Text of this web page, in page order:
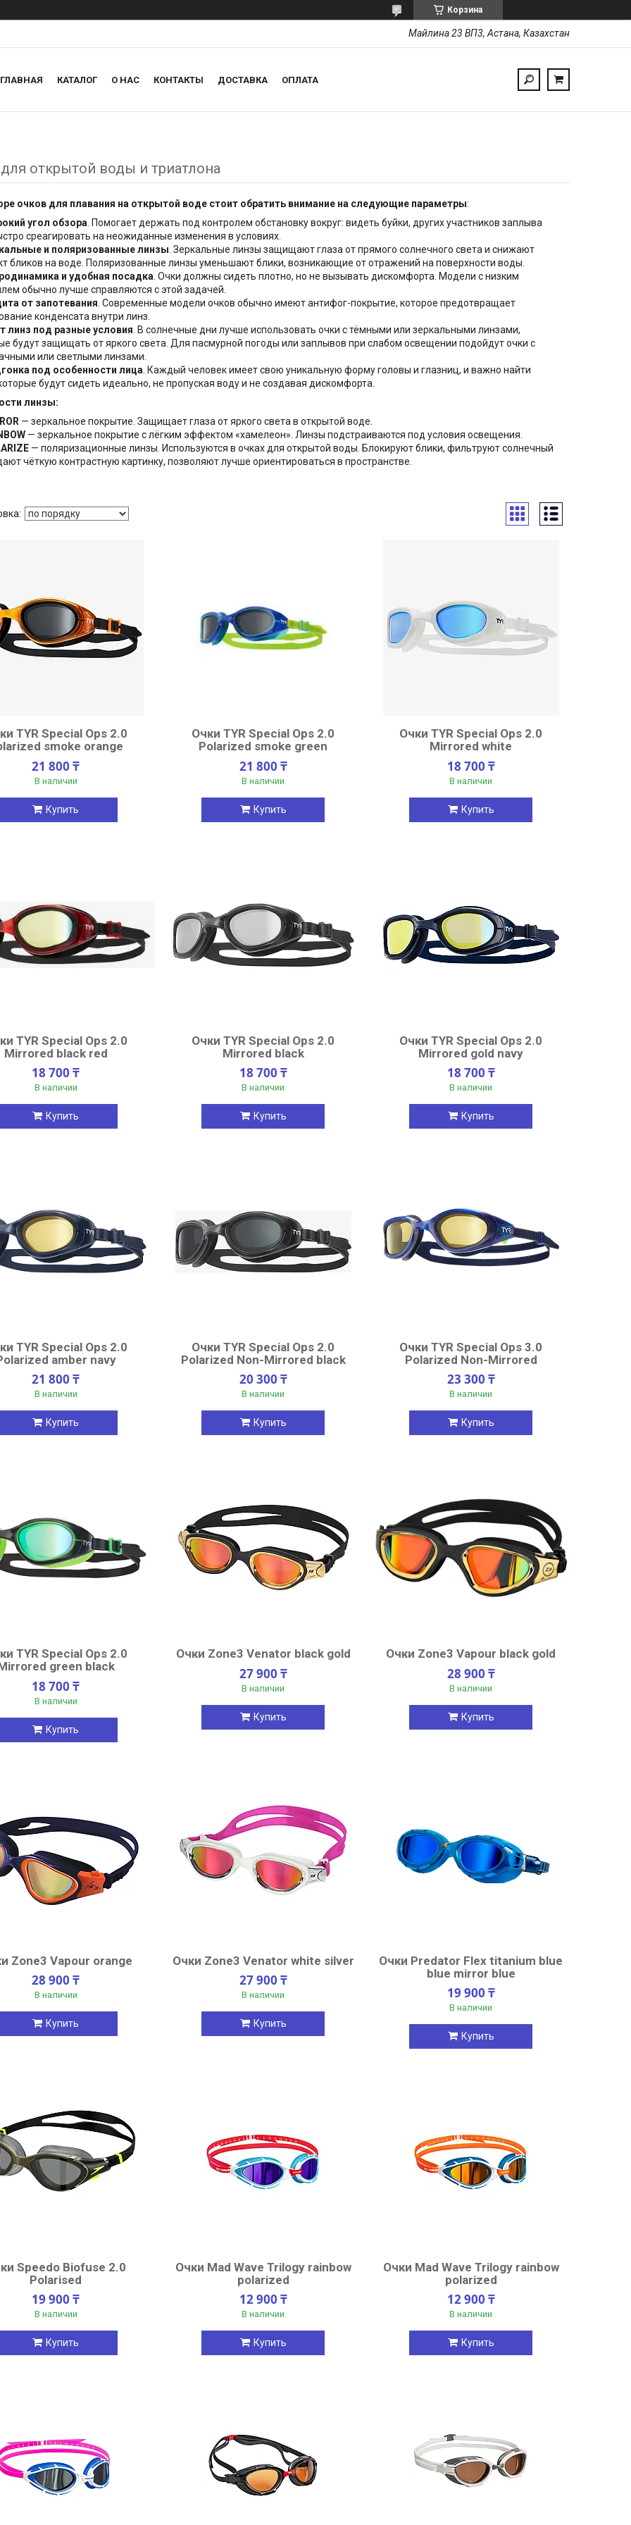
Корзина
Майлина 23 ВП3, Астана, Казахстан
ГЛАВНАЯ КАТАЛОГ О НАС КОНТАКТЫ ДОСТАВКА ОПЛАТА
открытой воды и триатлона
очков для плавания на открытой воде стоит обратить внимание на следующие параметры:
угол обзора. Помогает держать под контролем обстановку вокруг: видеть буйки, других участников заплыва
среагировать на неожиданные изменения в условиях.
и поляризованные линзы. Зеркальные линзы защищают глаза от прямого солнечного света и снижают
бликов на воде. Поляризованные линзы уменьшают блики, возникающие от отражений на поверхности воды.
и удобная посадка. Очки должны сидеть плотно, но не вызывать дискомфорта. Модели с низким
обычно лучше справляются с этой задачей.
от запотевания. Современные модели очков обычно имеют антифог-покрытие, которое предотвращает
конденсата внутри линз.
линз под разные условия. В солнечные дни лучше использовать очки с тёмными или зеркальными линзами,
будут защищать от яркого света. Для пасмурной погоды или заплывов при слабом освещении подойдут очки с
или светлыми линзами.
под особенности лица. Каждый человек имеет свою уникальную форму головы и глазниц, и важно найти
будут сидеть идеально, не пропуская воду и не создавая дискомфорта.
линзы:
— зеркальное покрытие. Защищает глаза от яркого света в открытой воде.
— зеркальное покрытие с лёгким эффектом «хамелеон». Линзы подстраиваются под условия освещения.
— поляризационные линзы. Используются в очках для открытой воды. Блокируют блики, фильтруют солнечный
чёткую контрастную картинку, позволяют лучше ориентироваться в пространстве.
TYR Special Ops 2.0
smoke orange
21 800 ₸
В наличии
Купить
Очки TYR Special Ops 2.0
Polarized smoke green
21 800 ₸
В наличии
Купить
Очки TYR Special Ops 2.0
Mirrored white
18 700 ₸
В наличии
Купить
TYR Special Ops 2.0
Mirrored black red
18 700 ₸
В наличии
Купить
Очки TYR Special Ops 2.0
Mirrored black
18 700 ₸
В наличии
Купить
Очки TYR Special Ops 2.0
Mirrored gold navy
18 700 ₸
В наличии
Купить
TYR Special Ops 2.0
amber navy
21 800 ₸
В наличии
Купить
Очки TYR Special Ops 2.0
Polarized Non-Mirrored black
20 300 ₸
В наличии
Купить
Очки TYR Special Ops 3.0
Polarized Non-Mirrored
23 300 ₸
В наличии
Купить
TYR Special Ops 2.0
green black
18 700 ₸
В наличии
Купить
Очки Zone3 Venator black gold
27 900 ₸
В наличии
Купить
Очки Zone3 Vapour black gold
28 900 ₸
В наличии
Купить
Zone3 Vapour orange
28 900 ₸
В наличии
Купить
Очки Zone3 Venator white silver
27 900 ₸
В наличии
Купить
Очки Predator Flex titanium blue
blue mirror blue
19 900 ₸
В наличии
Купить
Speedo Biofuse 2.0
Polarised
19 900 ₸
В наличии
Купить
Очки Mad Wave Trilogy rainbow
polarized
12 900 ₸
В наличии
Купить
Очки Mad Wave Trilogy rainbow
polarized
12 900 ₸
В наличии
Купить